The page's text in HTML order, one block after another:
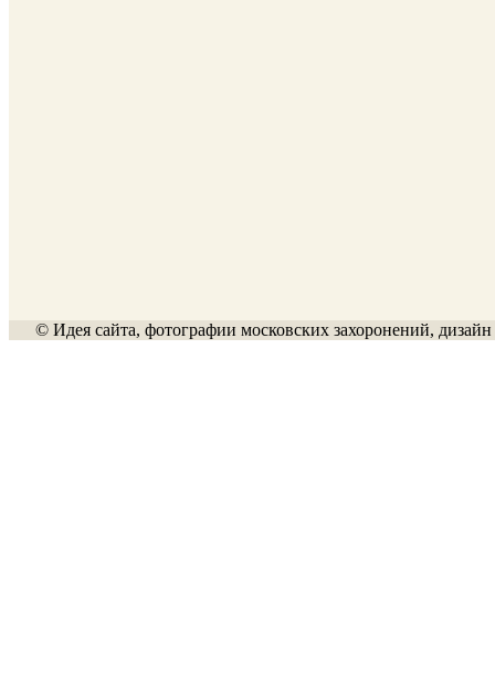
© Идея сайта, фотографии московских захоронений,